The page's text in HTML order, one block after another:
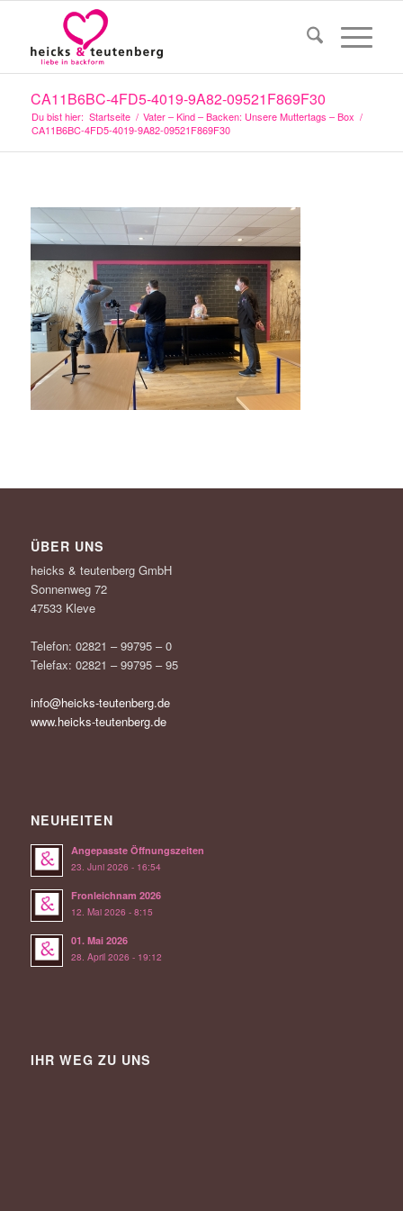
CA11B6BC-4FD5-4019-9A82-09521F869F30
Du bist hier: Startseite / Vater – Kind – Backen: Unsere Muttertags – Box /
CA11B6BC-4FD5-4019-9A82-09521F869F30
ÜBER UNS
heicks & teutenberg GmbH
Sonnenweg 72
47533 Kleve
Telefon: 02821 – 99795 – 0
Telefax: 02821 – 99795 – 95
info@heicks-teutenberg.de
www.heicks-teutenberg.de
NEUHEITEN
Angepasste Öffnungszeiten
23. Juni 2026 - 16:54
Fronleichnam 2026
12. Mai 2026 - 8:15
01. Mai 2026
28. April 2026 - 19:12
IHR WEG ZU UNS